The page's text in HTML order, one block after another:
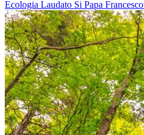
Ecologia Laudato Si Papa Francesco